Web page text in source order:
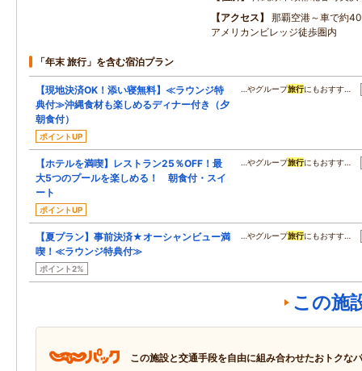
アクセス
那覇空港～車で約
アメリカンビレッジ徒歩圏内
「年末 旅行」を含む宿泊プラン
【現地決済OK！添い寝無料】≪ラウンジ特
典付≫沖縄食材も楽しめるディナー付き（夕
朝食付）
ポイントUP
…やグループ旅行にもおすす…
【ホテルを満喫】レストラン25％OFF！最
大5つのプールを楽しめる！ 朝食付・スイ
ート
ポイントUP
…やグループ旅行にもおすす…
【夏プラン】事前決済★オーシャンビュー満
喫！≪ラウンジ特典付≫
ポイント2%
…やグループ旅行にもおすす…
この施
この施設と交通手段を自由に組み合わせたおトクな